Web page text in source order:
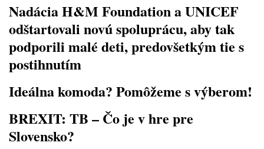
Nadácia H&M Foundation a UNICEF
odštartovali novú spoluprácu, aby tak
podporili malé deti, predovšetkým tie s
postihnutím
Ideálna komoda? Pomôžeme s výberom!
BREXIT: TB – Čo je v hre pre
Slovensko?